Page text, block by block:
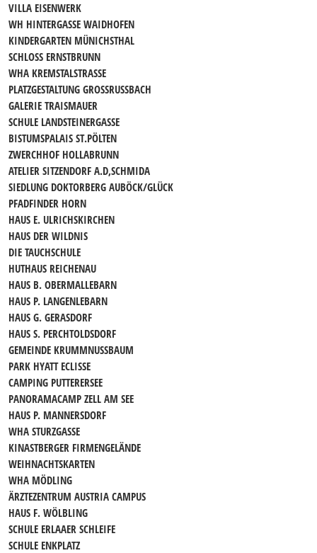
VILLA EISENWERK
WH HINTERGASSE WAIDHOFEN
KINDERGARTEN MÜNICHSTHAL
SCHLOSS ERNSTBRUNN
WHA KREMSTALSTRASSE
PLATZGESTALTUNG GROSSRUSSBACH
GALERIE TRAISMAUER
SCHULE LANDSTEINERGASSE
BISTUMSPALAIS ST.PÖLTEN
ZWERCHHOF HOLLABRUNN
ATELIER SITZENDORF A.D,SCHMIDA
SIEDLUNG DOKTORBERG AUBÖCK/GLÜCK
PFADFINDER HORN
HAUS E. ULRICHSKIRCHEN
HAUS DER WILDNIS
DIE TAUCHSCHULE
HUTHAUS REICHENAU
HAUS B. OBERMALLEBARN
HAUS P. LANGENLEBARN
HAUS G. GERASDORF
HAUS S. PERCHTOLDSDORF
GEMEINDE KRUMMNUSSBAUM
PARK HYATT ECLISSE
CAMPING PUTTERERSEE
PANORAMACAMP ZELL AM SEE
HAUS P. MANNERSDORF
WHA STURZGASSE
KINASTBERGER FIRMENGELÄNDE
WEIHNACHTSKARTEN
WHA MÖDLING
ÄRZTEZENTRUM AUSTRIA CAMPUS
HAUS F. WÖLBLING
SCHULE ERLAAER SCHLEIFE
SCHULE ENKPLATZ